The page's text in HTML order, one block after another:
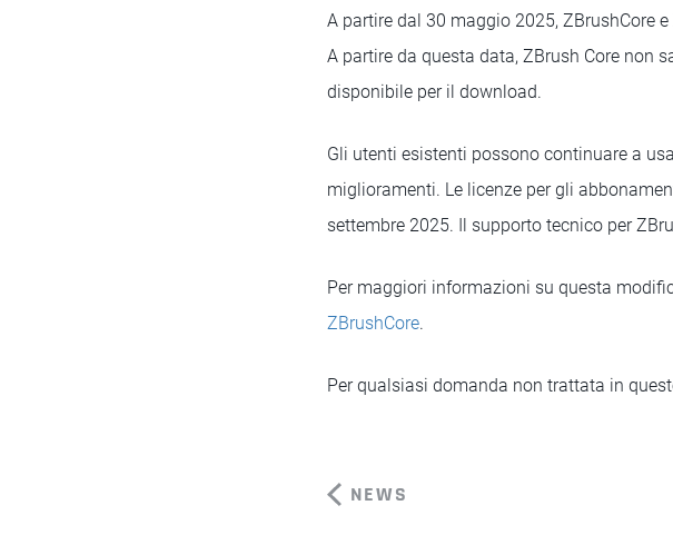
A partire dal 30 maggio 2025, ZBrushCore
A partire da questa data, ZBrush Core non
disponibile per il download.
Gli utenti esistenti possono continuare a
miglioramenti. Le licenze per gli
settembre 2025. Il supporto tecnico per
Per maggiori informazioni su questa
ZBrushCore.
Per qualsiasi domanda non trattata in
NEWS